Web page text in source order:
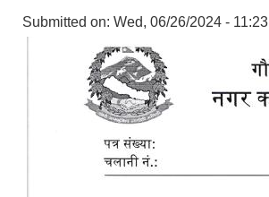
Submitted on: Wed, 06/26/2024 - 11:23